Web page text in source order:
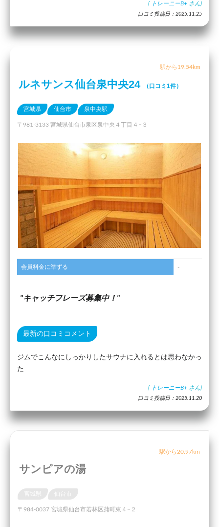
( トレーニーB+ さん)
口コミ投稿日：2025.11.25
駅から19.54km
ルネサンス仙台泉中央24 （口コミ1件）
宮城県 仙台市 泉中央駅
〒981-3133 宮城県仙台市泉区泉中央４丁目４−３
会員料金に準ずる -
キャッチフレーズ募集中！
最新の口コミコメント
ジムでこんなにしっかりしたサウナに入れるとは思わなかっ
た
( トレーニーB+ さん)
口コミ投稿日：2025.11.20
駅から20.97km
サンピアの湯
〒984-0037 宮城県仙台市若林区蒲町東４−２